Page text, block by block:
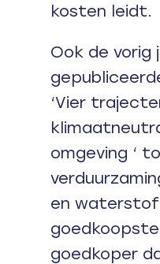
kosten leidt.
Ook de vorig
‘Vier
omgeving ‘
en
goedkoper